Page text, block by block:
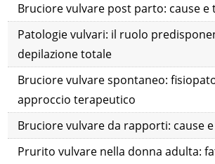
Bruciore vulvare post parto: cause e
Patologie vulvari: il ruolo
depilazione totale
Bruciore vulvare spontaneo:
approccio terapeutico
Bruciore vulvare da rapporti: cause
Prurito vulvare nella donna adulta: